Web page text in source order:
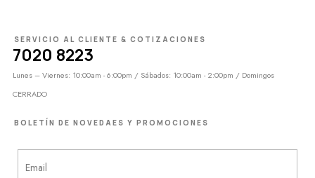
SERVICIO AL CLIENTE & COTIZACIONES
7020 8223
Lunes – Viernes: 10:00am - 6:00pm / Sábados: 10:00am - 2:00pm / Domingos
CERRADO
BOLETÍN DE NOVEDAES Y PROMOCIONES